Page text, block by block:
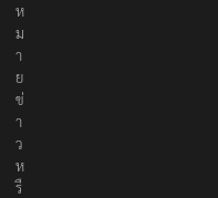
ห
ม
า
ย
ข่
า
ว
ห
รื